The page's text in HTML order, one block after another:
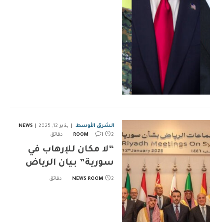
الشرق الأوسط يناير 12, 2025
NEWS
ROOM
1 2 دقائق
“لا مكان للإرهاب في
سورية” بيان الرياض
NEWS ROOM 2 دقائق